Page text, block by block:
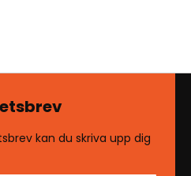
kan du skriva upp dig